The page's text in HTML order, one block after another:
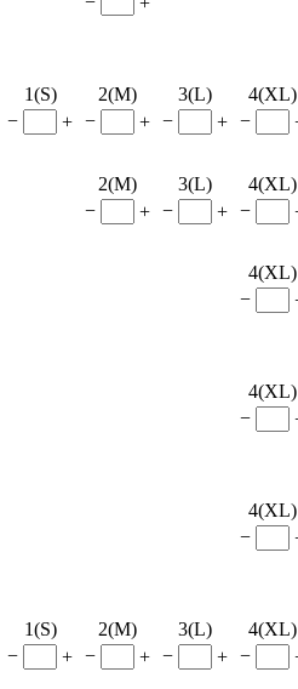
1(S)
−
+
2(M)
−
+
3(L)
−
+
4(XL)
−
2(M)
−
+
3(L)
−
+
4(XL)
−
4(XL)
−
4(XL)
−
4(XL)
−
1(S)
−
+
2(M)
−
+
3(L)
−
+
4(XL)
−